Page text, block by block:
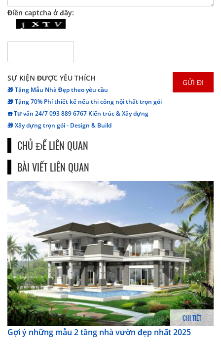
Điền captcha ở đây:
SỰ KIỆN ĐƯỢC YÊU THÍCH
🎁 Tặng Mẫu Nhà Đẹp theo yêu cầu
🎁 Tặng 70% Phí thiết kế nếu thi công nội thất trọn gói
☎️ Tư vấn 24/7 093 889 6767 Kiến trúc & Xây dựng
🎁 Xây dựng trọn gói - Design & Build
CHỦ ĐỀ LIÊN QUAN
BÀI VIẾT LIÊN QUAN
CHI TIẾT
Gợi ý những mẫu 2 tầng nhà vườn đẹp nhất 2025